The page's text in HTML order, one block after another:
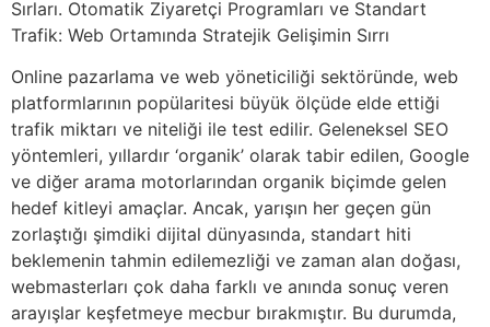
Sırları. Otomatik Ziyaretçi Programları ve Standart
Trafik: Web Ortamında Stratejik Gelişimin Sırrı
Online pazarlama ve web yöneticiliği sektöründe, web
platformlarının popülaritesi büyük ölçüde elde ettiği
trafik miktarı ve niteliği ile test edilir. Geleneksel SEO
yöntemleri, yıllardır ‘organik’ olarak tabir edilen, Google
ve diğer arama motorlarından organik biçimde gelen
hedef kitleyi amaçlar. Ancak, yarışın her geçen gün
zorlaştığı şimdiki dijital dünyasında, standart hiti
beklemenin tahmin edilemezliği ve zaman alan doğası,
webmasterları çok daha farklı ve anında sonuç veren
arayışlar keşfetmeye mecbur bırakmıştır. Bu durumda,